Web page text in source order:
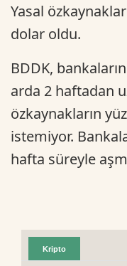
Yasal
dolar oldu.
BDDK,
arda 2 haftadan
özkaynakların
istemiyor.
hafta süreyle
Kripto